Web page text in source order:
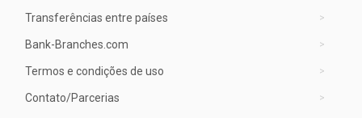
Transferências entre países
Bank-Branches.com
Termos e condições de uso
Contato/Parcerias